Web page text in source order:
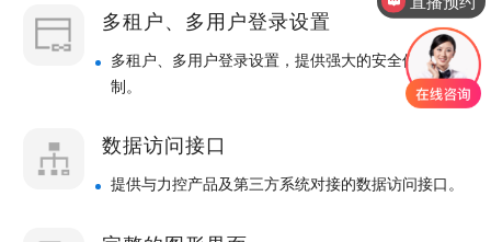
多租户、多用户登录设置
多租户、多用户登录设置，提供强大的安全保护机
制。
数据访问接口
提供与力控产品及第三方系统对接的数据访问接口。
产品售后服务